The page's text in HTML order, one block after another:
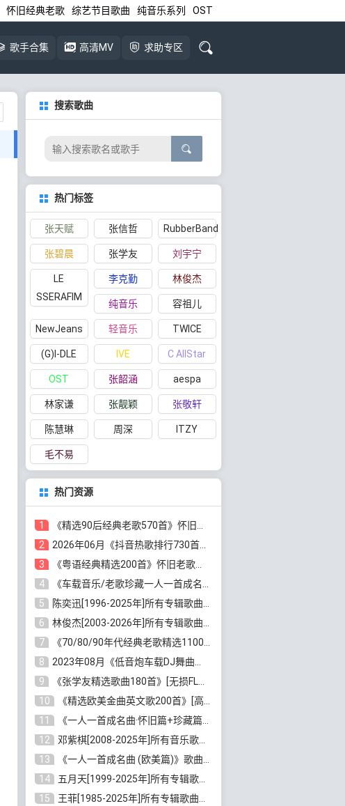
怀旧经典老歌 综艺节目歌曲 纯音乐系列 OST
歌手合集 高清MV 求助专区
搜索歌曲
热门标签
张天赋 张信哲 RubberBand
张碧晨 张学友 刘宇宁
LE
SSERAFIM
李克勤 林俊杰
纯音乐 容祖儿
NewJeans 轻音乐 TWICE
(G)I-DLE IVE C AllStar
OST 张韶涵 aespa
林家谦 张靓颖 张敬轩
陈慧琳 周深 ITZY
毛不易
热门资源
1
《精选90后经典老歌570首》怀旧歌曲合集[高品质MP3/320K/5.44GB]百度云网盘下载
2
2026年06月《抖音热歌排行730首》最火热门歌曲整理[高品质MP3/320K/5.35GB]百度云网盘下载
3
《粤语经典精选200首》怀旧老歌大全[无损FLAC/MP3/6.77GB]百度云网盘下载
4
《车载音乐/老歌珍藏一人一首成名曲12CD》[无损WAV分轨+MP3/6.79GB]百度云网盘下载
5
陈奕迅[1996-2025年]所有专辑歌曲合集[无损FLAC/MP3/48.18GB]百度云网盘下载
6
林俊杰[2003-2026年]所有专辑歌曲全集[无损FLAC/MP3/13.05GB]百度云网盘下载
7
《70/80/90年代经典老歌精选1100首》[高品质MP3/320K/10GB]百度云网盘下载
8
2023年08月《低音炮车载DJ舞曲排行360首》劲爆歌曲合集[高品质MP3/320K/2.86GB]百度云网盘下载
9
《张学友精选歌曲180首》[无损FLAC/MP3/6.26GB]百度云网盘下载
10
《精选欧美金曲英文歌200首》[高品质MP3/320K/1.81GB]百度云网盘下载
11
《一人一首成名曲·怀旧篇+珍藏篇4CD》[无损WAV/DTS+高品质MP3/6.88GB]百度云网盘下载
12
邓紫棋[2008-2025年]所有音乐歌曲合集[无损FLAC/MP3/8.99GB]百度云网盘下载
13
《一人一首成名曲 (欧美篇)》歌曲合集打包[无损WAV/MP3/6.13GB]百度云网盘下载
14
五月天[1999-2025年]所有专辑歌曲合集打包[无损FLAC/MP3/23.84GB]百度云网盘下载
15
王菲[1985-2025年]所有专辑歌曲合集[无损FLAC/WAV/APE分轨+MP3/23.06GB]百度云网盘下载